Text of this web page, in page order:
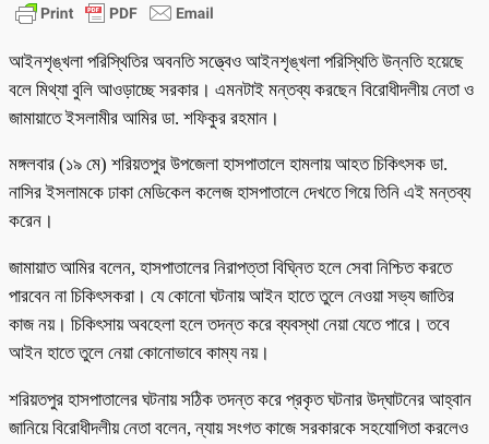
Share
আইনশৃঙ্খলা পরিস্থিতির অবনতি সত্ত্বেও আইনশৃঙ্খলা পরিস্থিতি উন্নতি হয়েছে
বলে মিথ্যা বুলি আওড়াচ্ছে সরকার। এমনটাই মন্তব্য করছেন বিরোধীদলীয় নেতা ও
জামায়াতে ইসলামীর আমির ডা. শফিকুর রহমান।
মঙ্গলবার (১৯ মে) শরিয়তপুর উপজেলা হাসপাতালে হামলায় আহত চিকিৎসক ডা.
নাসির ইসলামকে ঢাকা মেডিকেল কলেজ হাসপাতালে দেখতে গিয়ে তিনি এই মন্তব্য
করেন।
জামায়াত আমির বলেন, হাসপাতালের নিরাপত্তা বিঘ্নিত হলে সেবা নিশ্চিত করতে
পারবেন না চিকিৎসকরা। যে কোনো ঘটনায় আইন হাতে তুলে নেওয়া সভ্য জাতির
কাজ নয়। চিকিৎসায় অবহেলা হলে তদন্ত করে ব্যবস্থা নেয়া যেতে পারে। তবে
আইন হাতে তুলে নেয়া কোনোভাবে কাম্য নয়।
শরিয়তপুর হাসপাতালের ঘটনায় সঠিক তদন্ত করে প্রকৃত ঘটনার উদ্‌ঘাটনের আহ্বান
জানিয়ে বিরোধীদলীয় নেতা বলেন, ন্যায় সংগত কাজে সরকারকে সহযোগিতা করলেও